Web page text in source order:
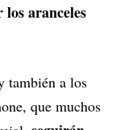
los aranceles
también a los
que muchos